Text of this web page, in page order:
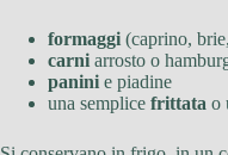
formaggi (caprino,
carni arrosto o
panini e piadine
una semplice frittata o